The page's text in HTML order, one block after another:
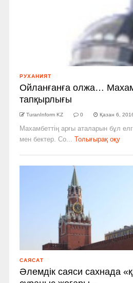
РУХАНИЯТ
Ойланғанға олжа…
тапқырлығы
TuranInform KZ 0 Қазан 6,
Махамбеттің арғы аталарын бұл
мен бектер. Со...
Толығырақ оқу
САЯСАТ
Әлемдік саяси сахнада